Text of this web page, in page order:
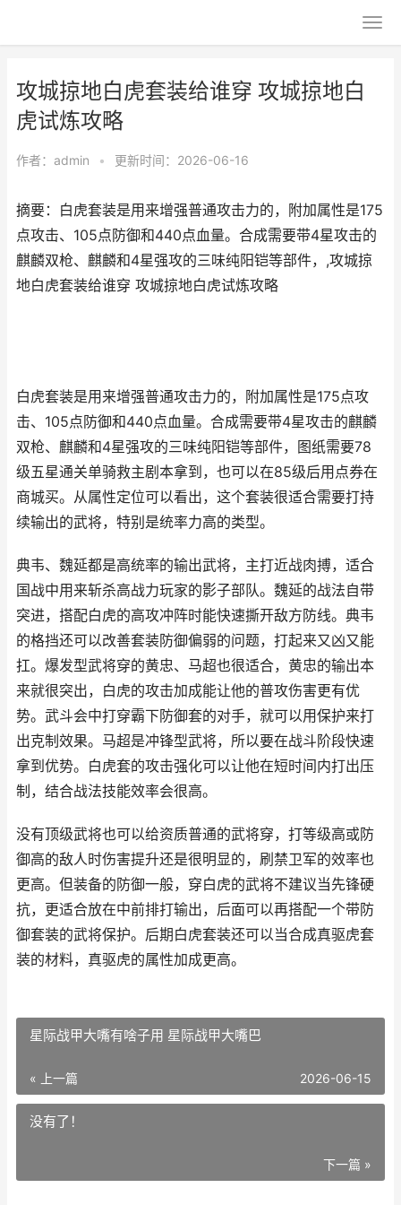
攻城掠地白虎套装给谁穿 攻城掠地白
虎试炼攻略
作者： admin • 更新时间：2026-06-16
摘要：白虎套装是用来增强普通攻击力的，附加属性是175
点攻击、105点防御和440点血量。合成需要带4星攻击的
麒麟双枪、麒麟和4星强攻的三味纯阳铠等部件，,攻城掠
地白虎套装给谁穿 攻城掠地白虎试炼攻略
白虎套装是用来增强普通攻击力的，附加属性是175点攻
击、105点防御和440点血量。合成需要带4星攻击的麒麟
双枪、麒麟和4星强攻的三味纯阳铠等部件，图纸需要78
级五星通关单骑救主剧本拿到，也可以在85级后用点券在
商城买。从属性定位可以看出，这个套装很适合需要打持
续输出的武将，特别是统率力高的类型。
典韦、魏延都是高统率的输出武将，主打近战肉搏，适合
国战中用来斩杀高战力玩家的影子部队。魏延的战法自带
突进，搭配白虎的高攻冲阵时能快速撕开敌方防线。典韦
的格挡还可以改善套装防御偏弱的问题，打起来又凶又能
扛。爆发型武将穿的黄忠、马超也很适合，黄忠的输出本
来就很突出，白虎的攻击加成能让他的普攻伤害更有优
势。武斗会中打穿霸下防御套的对手，就可以用保护来打
出克制效果。马超是冲锋型武将，所以要在战斗阶段快速
拿到优势。白虎套的攻击强化可以让他在短时间内打出压
制，结合战法技能效率会很高。
没有顶级武将也可以给资质普通的武将穿，打等级高或防
御高的敌人时伤害提升还是很明显的，刷禁卫军的效率也
更高。但装备的防御一般，穿白虎的武将不建议当先锋硬
抗，更适合放在中前排打输出，后面可以再搭配一个带防
御套装的武将保护。后期白虎套装还可以当合成真驱虎套
装的材料，真驱虎的属性加成更高。
星际战甲大嘴有啥子用 星际战甲大嘴巴
« 上一篇 2026-06-15
没有了！
下一篇 »